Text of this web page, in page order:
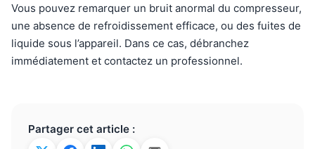
Vous pouvez remarquer un bruit anormal du compresseur,
une absence de refroidissement efficace, ou des fuites de
liquide sous l’appareil. Dans ce cas, débranchez
immédiatement et contactez un professionnel.
Partager cet article :